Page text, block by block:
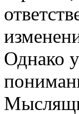
Однако